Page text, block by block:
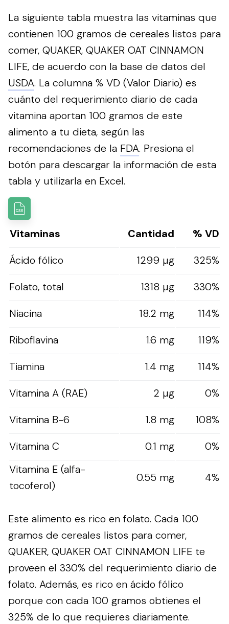
La siguiente tabla muestra las vitaminas que
contienen 100 gramos de cereales listos para
comer, QUAKER, QUAKER OAT CINNAMON
LIFE, de acuerdo con la base de datos del
USDA. La columna % VD (Valor Diario) es
cuánto del requerimiento diario de cada
vitamina aportan 100 gramos de este
alimento a tu dieta, según las
recomendaciones de la FDA. Presiona el
botón para descargar la información de esta
tabla y utilizarla en Excel.
Vitaminas Cantidad
% VD
Ácido fólico
1299 µg
325%
Folato, total
1318 µg
330%
Niacina
18.2 mg
114%
Riboflavina
1.6 mg
119%
Tiamina
1.4 mg
114%
Vitamina A (RAE)
2 µg
0%
Vitamina B-6
1.8 mg
108%
Vitamina C
0.1 mg
0%
Vitamina E (alfa-
tocoferol)
0.55 mg 4%
Este alimento es rico en folato. Cada 100
gramos de cereales listos para comer,
QUAKER, QUAKER OAT CINNAMON LIFE te
proveen el 330% del requerimiento diario de
folato. Además, es rico en ácido fólico
porque con cada 100 gramos obtienes el
325% de lo que requieres diariamente.